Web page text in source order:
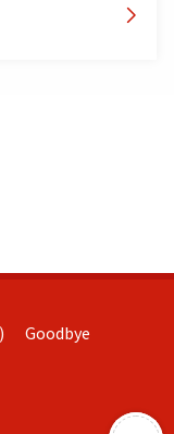

Goodbye